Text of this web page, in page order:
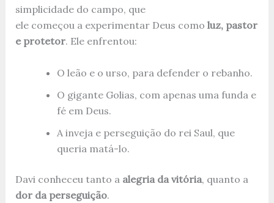
simplicidade do campo, que
ele começou a experimentar Deus como luz, pastor
e protetor. Ele enfrentou:
O leão e o urso, para defender o rebanho.
O gigante Golias, com apenas uma funda e
fé em Deus.
A inveja e perseguição do rei Saul, que
queria matá-lo.
Davi conheceu tanto a alegria da vitória, quanto a
dor da perseguição.